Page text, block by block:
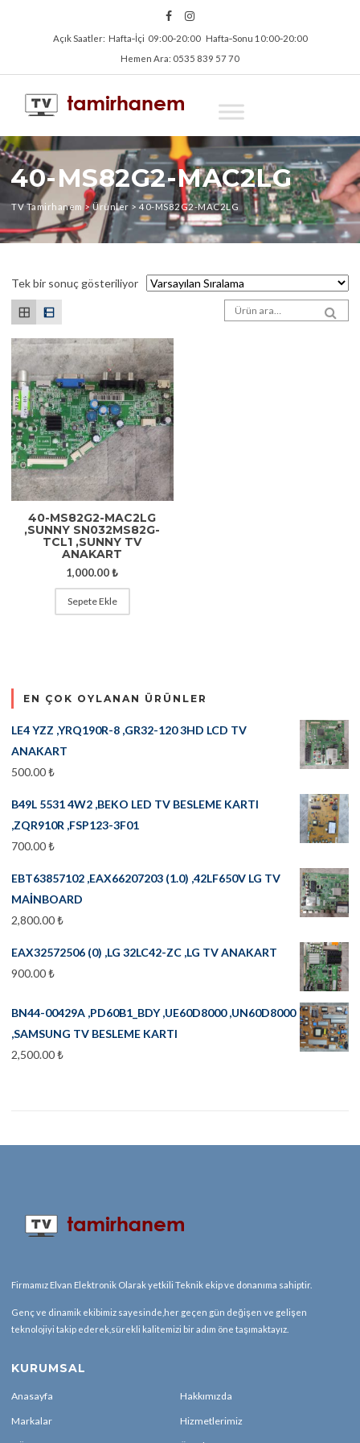
Açık Saatler: Hafta‑İçi 09:00‑20:00 Hafta‑Sonu 10:00‑20:00
Hemen Ara: 0535 839 57 70
40-MS82G2-MAC2LG
TV Tamirhanem >Ürünler > 40-MS82G2-MAC2LG
Tek bir sonuç gösteriliyor
Arama sonuçları:
40-MS82G2-MAC2LG
,SUNNY SN032MS82G-
TCL1 ,SUNNY TV
ANAKART
1,000.00₺
Sepete Ekle
EN ÇOK OYLANAN ÜRÜNLER
LE4 YZZ ,YRQ190R-8 ,GR32-120 3HD LCD TV
ANAKART
500.00₺
B49L 5531 4W2 ,BEKO LED TV BESLEME KARTI
,ZQR910R ,FSP123-3F01
700.00₺
EBT63857102 ,EAX66207203 (1.0) ,42LF650V LG TV
MAİNBOARD
2,800.00₺
EAX32572506 (0) ,LG 32LC42-ZC ,LG TV ANAKART
900.00₺
BN44-00429A ,PD60B1_BDY ,UE60D8000 ,UN60D8000
,SAMSUNG TV BESLEME KARTI
2,500.00₺
Firmamız Elvan Elektronik Olarak yetkili Teknik ekip ve donanıma sahiptir.
Genç ve dinamik ekibimiz sayesinde,her geçen gün değişen ve gelişen
teknolojiyi takip ederek,sürekli kalitemizi bir adım öne taşımaktayız.
KURUMSAL
Anasayfa Hakkımızda
Markalar Hizmetlerimiz